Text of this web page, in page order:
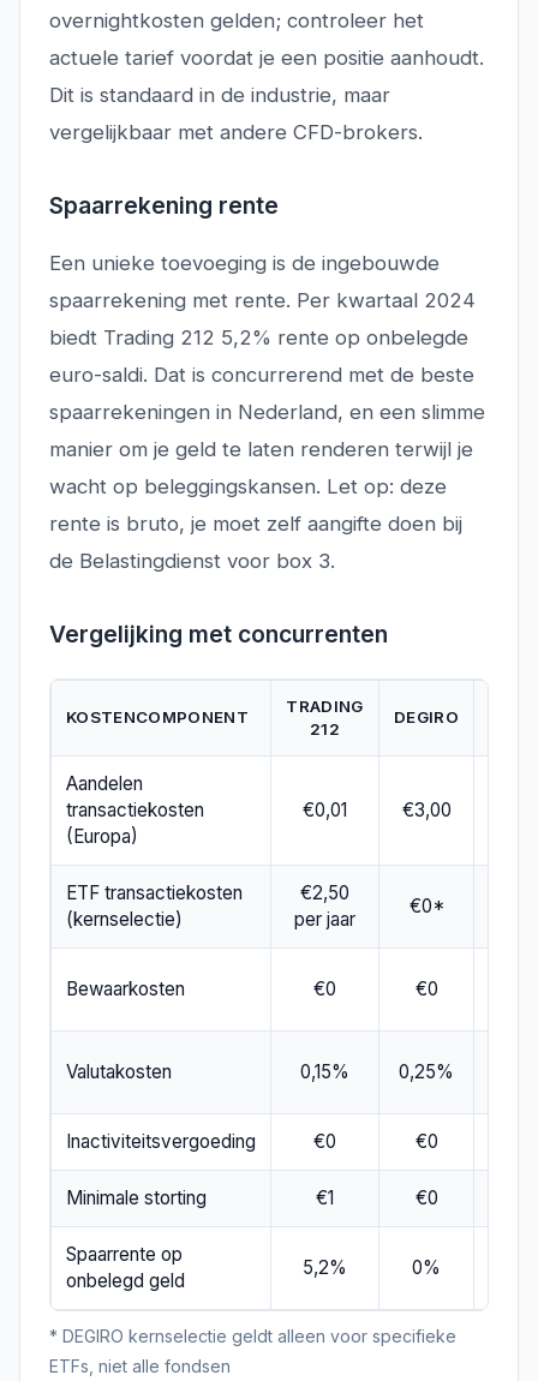
overnightkosten gelden; controleer het
actuele tarief voordat je een positie aanhoudt.
Dit is standaard in de industrie, maar
vergelijkbaar met andere CFD-brokers.
Spaarrekening rente
Een unieke toevoeging is de ingebouwde
spaarrekening met rente. Per kwartaal 2024
biedt Trading 212 5,2% rente op onbelegde
euro-saldi. Dat is concurrerend met de beste
spaarrekeningen in Nederland, en een slimme
manier om je geld te laten renderen terwijl je
wacht op beleggingskansen. Let op: deze
rente is bruto, je moet zelf aangifte doen bij
de Belastingdienst voor box 3.
Vergelijking met concurrenten
KOSTENCOMPONENT
TRADING
212
DEGIRO
Aandelen
transactiekosten
(Europa)
€0,01 €3,00
ETF transactiekosten
(kernselectie)
€2,50
per jaar
€0*
Bewaarkosten €0 €0
Valutakosten 0,15% 0,25%
Inactiviteitsvergoeding €0 €0
Minimale storting €1 €0
Spaarrente op
onbelegd geld
5,2% 0%
* DEGIRO kernselectie geldt alleen voor specifieke
ETFs, niet alle fondsen